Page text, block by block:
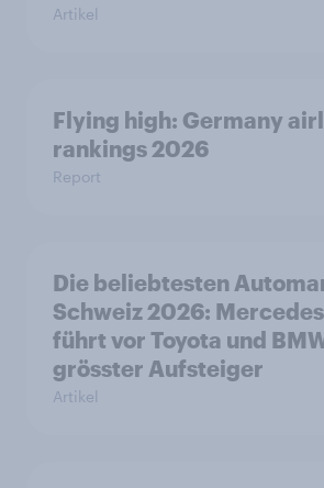
Artikel
Flying high: Germany
rankings 2026
Report
Die beliebtesten
Schweiz 2026:
führt vor Toyota und
grösster Aufsteiger
Artikel